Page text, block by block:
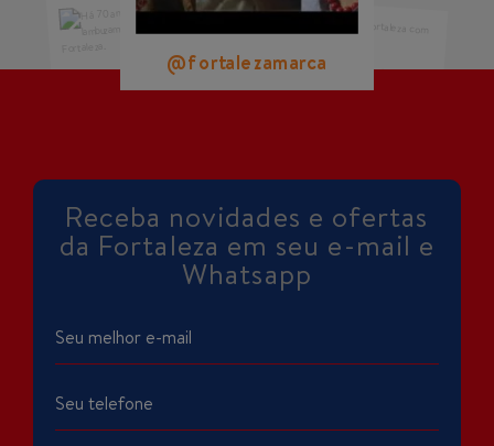
@fortalezamarca@fortalezamarca@fortalezamarca
Receba novidades e ofertas
da Fortaleza em seu e-mail e
Whatsapp